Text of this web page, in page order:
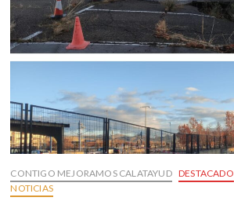
visitan
Calatayud
el
próximo
1
febrero
CONTIGO MEJORAMOS CALATAYUD DESTACADO
NOTICIAS